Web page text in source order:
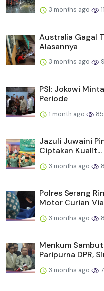
3 months ago
Australia Gagal
Alasannya
3 months ago
PSI: Jokowi
Periode
1 month ago 85
Jazuli Juwaini
Ciptakan Kualit...
3 months ago
Polres Serang
Motor Curian Via
3 months ago
Menkum Sambut
Paripurna DPR,
3 months ago